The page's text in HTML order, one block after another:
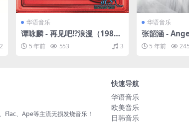
2
华语音乐
谭咏麟 - 再见吧!?浪漫（1987/
FLAC/分轨/284M）
5 年前 553 3
华语音乐
张韶涵 -
4/FLAC/分轨/
5 年前 245
Flac、Ape等主流无损发烧音乐！
快速导航
华语音乐
欧美音乐
日韩音乐